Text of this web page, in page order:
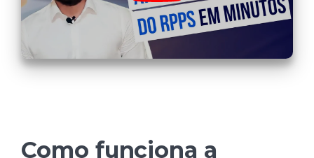
Como funciona a